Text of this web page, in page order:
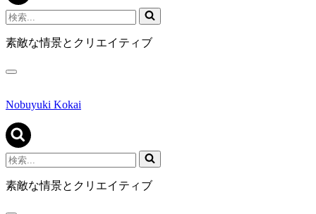
検
索...
素敵な情景とクリエイティブ
ナ
ゲ
シ
ョ
ン
メ
ニ
ュ
Nobuyuki Kokai
検
索...
素敵な情景とクリエイティブ